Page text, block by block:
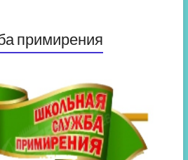
примирения